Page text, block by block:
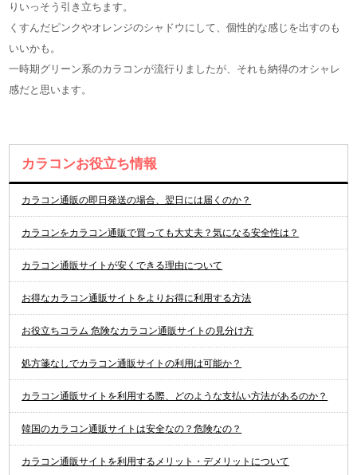
りいっそう引き立ちます。
くすんだピンクやオレンジのシャドウにして、個性的な感じを出すのも
いいかも。
一時期グリーン系のカラコンが流行りましたが、それも納得のオシャレ
感だと思います。
カラコンお役立ち情報
カラコン通販の即日発送の場合、翌日には届くのか？
カラコンをカラコン通販で買っても大丈夫？気になる安全性は？
カラコン通販サイトが安くできる理由について
お得なカラコン通販サイトをよりお得に利用する方法
お役立ちコラム 危険なカラコン通販サイトの見分け方
処方箋なしでカラコン通販サイトの利用は可能か？
カラコン通販サイトを利用する際、どのような支払い方法があるのか？
韓国のカラコン通販サイトは安全なの？危険なの？
カラコン通販サイトを利用するメリット・デメリットについて